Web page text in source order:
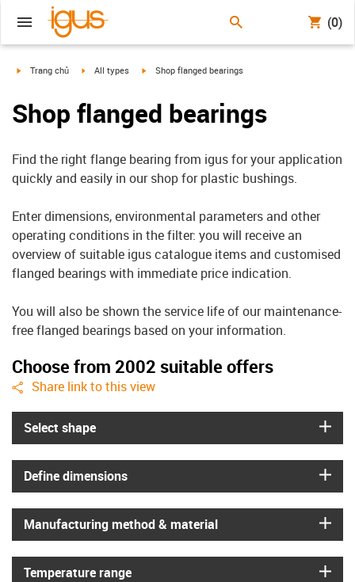
(0)
igus-icon-arrow-right
Trang chủ igus-icon-arrow-right
All types igus-icon-arrow-right
Shop flanged bearings
Shop flanged bearings
Find the right flange bearing from igus for your application
quickly and easily in our shop for plastic bushings.
Enter dimensions, environmental parameters and other
operating conditions in the filter: you will receive an
overview of suitable igus catalogue items and customised
flanged bearings with immediate price indication.
You will also be shown the service life of our maintenance-
free flanged bearings based on your information.
Choose from 2002 suitable offers
igus-icon-share
Share link to this view
Select shape
Define dimensions
Manufacturing method & material
Temperature range